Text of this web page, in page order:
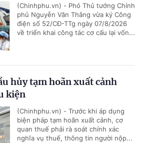
(Chinhphu.vn) - Phó Thủ tướng Chính
phủ Nguyễn Văn Thắng vừa ký Công
điện số 52/CĐ-TTg ngày 07/8/2026
về triển khai công tác cơ cấu lại vốn...
hủy tạm hoãn xuất cảnh
kiện
(Chinhphu.vn) - Trước khi áp dụng
biện pháp tạm hoãn xuất cảnh, cơ
quan thuế phải rà soát chính xác
nghĩa vụ thuế, thông tin người nộp...